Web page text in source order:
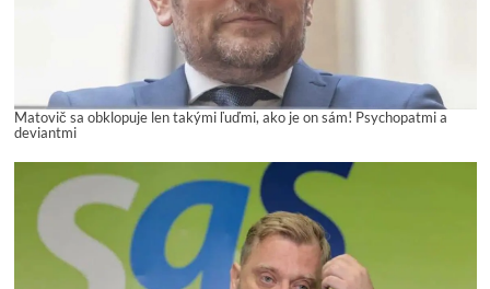
Matovič sa obklopuje len takými ľuďmi, ako je on sám! Psychopatmi a
deviantmi